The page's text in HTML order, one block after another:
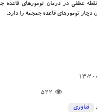
عطفی در درمان تومورهای
دچار تومورهای قاعده جمجمه را دارد.
522
, فناوری